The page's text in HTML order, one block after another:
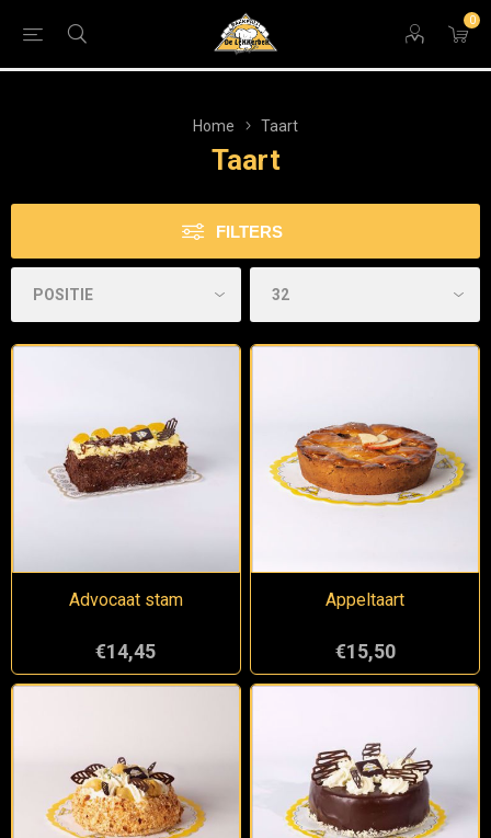
0
Home Taart
Taart
FILTERS
Advocaat stam
€14,45
Appeltaart
€15,50